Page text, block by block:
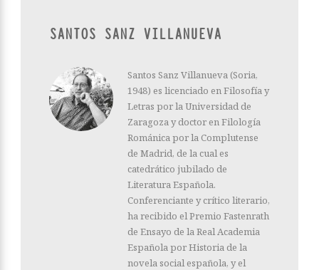
SANTOS SANZ VILLANUEVA
Santos Sanz Villanueva (Soria,
1948) es licenciado en Filosofía y
Letras por la Universidad de
Zaragoza y doctor en Filología
Románica por la Complutense
de Madrid, de la cual es
catedrático jubilado de
Literatura Españo­la.
Conferenciante y crítico literario,
ha recibido el Premio Fastenrath
de Ensayo de la Real Academia
Española por Historia de la
novela social española, y el